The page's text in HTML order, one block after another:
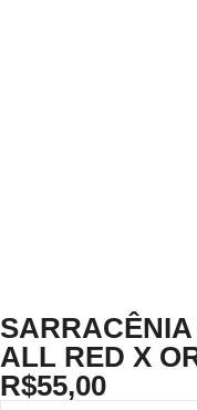
ALL RED X
R$55,00